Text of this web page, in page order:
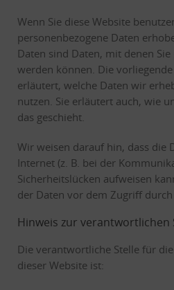
Wenn Sie diese Website
personenbezogene Daten
Daten sind Daten, mit denen
werden können. Die
erläutert, welche Daten wir
nutzen. Sie erläutert auch, wie
das geschieht.
Wir weisen darauf hin, dass die
Internet (z. B. bei der
Sicherheitslücken aufweisen
der Daten vor dem Zugriff
Hinweis zur verantwortlichen
Die verantwortliche Stelle für
dieser Website ist: